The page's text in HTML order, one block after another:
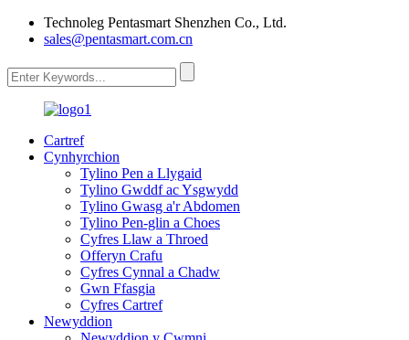
Technoleg Pentasmart Shenzhen Co., Ltd.
sales@pentasmart.com.cn
Cartref
Cynhyrchion
Tylino Pen a Llygaid
Tylino Gwddf ac Ysgwydd
Tylino Gwasg a'r Abdomen
Tylino Pen-glin a Choes
Cyfres Llaw a Throed
Offeryn Crafu
Cyfres Cynnal a Chadw
Gwn Ffasgia
Cyfres Cartref
Newyddion